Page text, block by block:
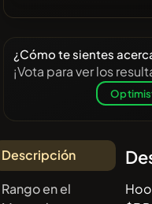
¿Cómo te sientes
¡Vota para ver los
Descripción
Rango en el